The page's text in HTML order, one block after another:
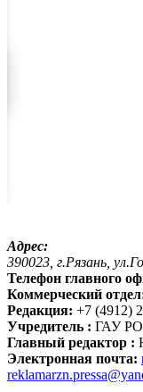
Адрес:
390023, г.Рязань,
Телефон главного
Коммерческий
Редакция: +7 (4912)
Учредитель : ГАУ РО
Главный редактор :
Электронная почта: